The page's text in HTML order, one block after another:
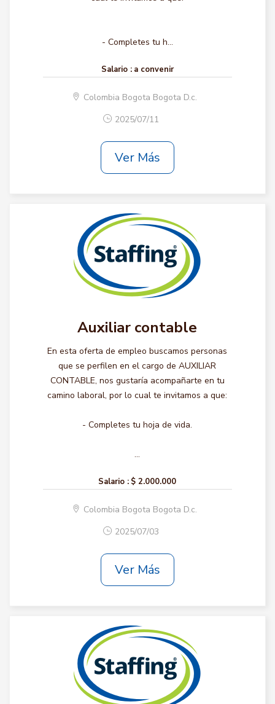
- Completes tu h...
Salario : a convenir
Colombia Bogota Bogota D.c.
2025/07/11
Ver Más
Auxiliar contable
En esta oferta de empleo buscamos personas
que se perfilen en el cargo de AUXILIAR
CONTABLE, nos gustaría acompañarte en tu
camino laboral, por lo cual te invitamos a que:
- Completes tu hoja de vida.
...
Salario : $ 2.000.000
Colombia Bogota Bogota D.c.
2025/07/03
Ver Más